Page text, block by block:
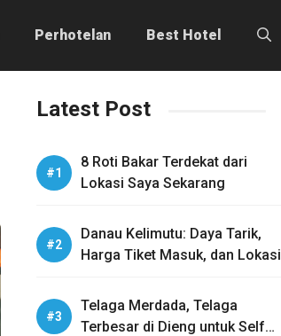
Perhotelan Best Hotel
Latest Post
8 Roti Bakar Terdekat dari
Lokasi Saya Sekarang
Danau Kelimutu: Daya Tarik,
Harga Tiket Masuk, dan Lokasi
Telaga Merdada, Telaga
Terbesar di Dieng untuk Self